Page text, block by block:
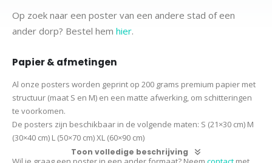
Op zoek naar een poster van een andere stad of een
ander dorp? Bestel hem hier.
Papier & afmetingen
Al onze posters worden geprint op 200 grams premium papier met
structuur (maat S en M) en een matte afwerking, om schitteringen
te voorkomen.
De posters zijn beschikbaar in de volgende maten: S (21×30 cm) M
(30×40 cm) L (50×70 cm) XL (60×90 cm)
Toon volledige beschrijving